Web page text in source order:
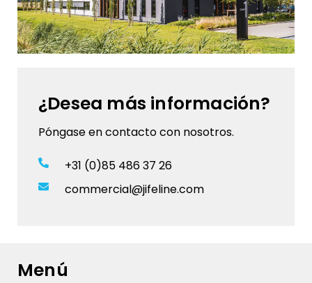
¿Desea más información?
Póngase en contacto con nosotros.
+31 (0)85 486 37 26
commercial@jifeline.com
Menú